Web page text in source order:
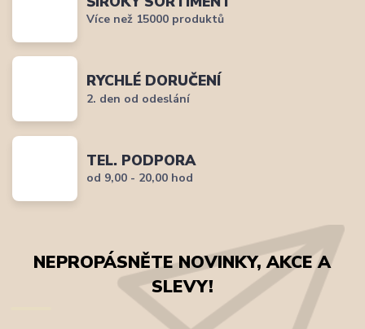
Více než 15000 produktů
RYCHLÉ DORUČENÍ
2. den od odeslání
TEL. PODPORA
od 9,00 - 20,00 hod
NEPROPÁSNĚTE NOVINKY, AKCE A
SLEVY!